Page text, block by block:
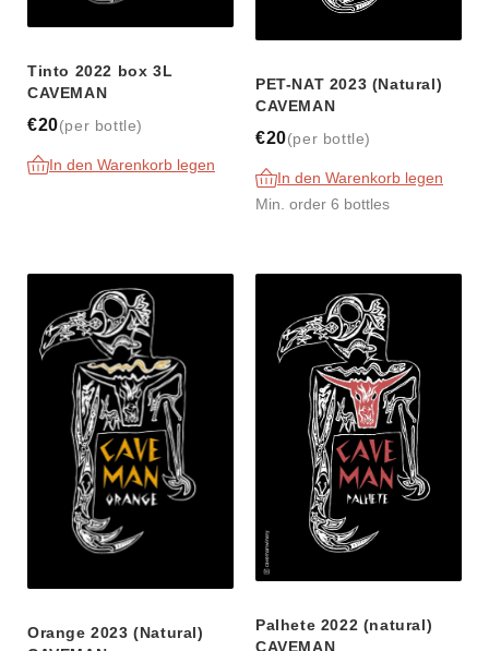
Tinto 2022 box 3L
CAVEMAN
€20(per bottle)
In den Warenkorb legen
PET-NAT 2023 (Natural)
CAVEMAN
€20(per bottle)
In den Warenkorb legen
Min. order 6 bottles
Orange 2023 (Natural)
Palhete 2022 (natural)
CAVEMAN